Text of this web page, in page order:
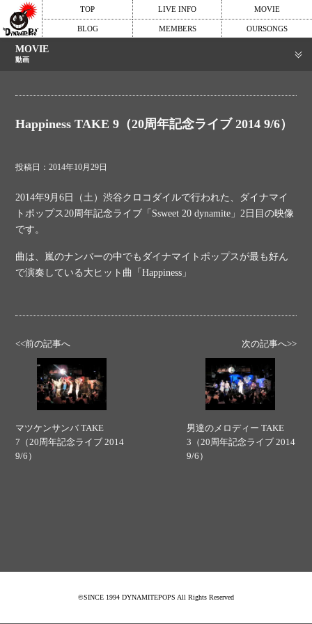
TOP LIVE INFO MOVIE
BLOG MEMBERS OURSONGS
MOVIE
動画
Happiness TAKE 9（20周年記念ライブ 2014 9/6）
投稿日：2014年10月29日
2014年9月6日（土）渋谷クロコダイルで行われた、ダイナマイ
トポップス20周年記念ライブ「Ssweet 20 dynamite」2日目の映像
です。
曲は、嵐のナンバーの中でもダイナマイトポップスが最も好ん
で演奏している大ヒット曲「Happiness」
<<前の記事へ
マツケンサンバ TAKE
7（20周年記念ライブ 2014
9/6）
次の記事へ>>
男達のメロディー TAKE
3（20周年記念ライブ 2014
9/6）
©SINCE 1994 DYNAMITEPOPS All Rights Reserved